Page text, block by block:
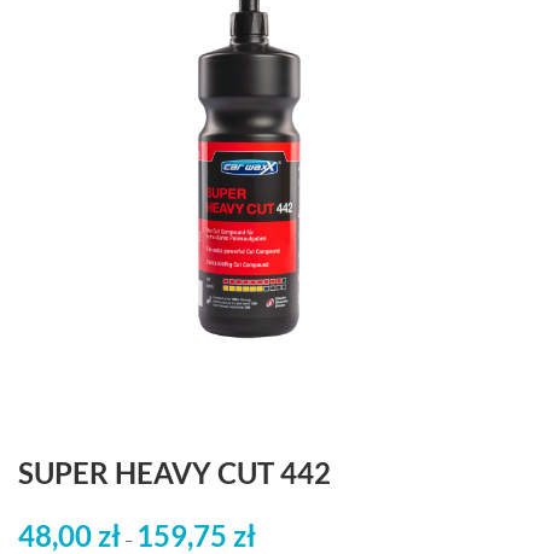
SUPER HEAVY CUT 442
48,00zł – 159,75 złZakres